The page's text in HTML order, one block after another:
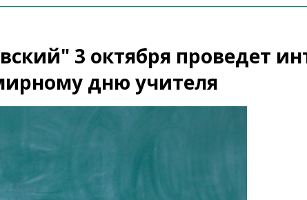
3 октября проведет
дню учителя